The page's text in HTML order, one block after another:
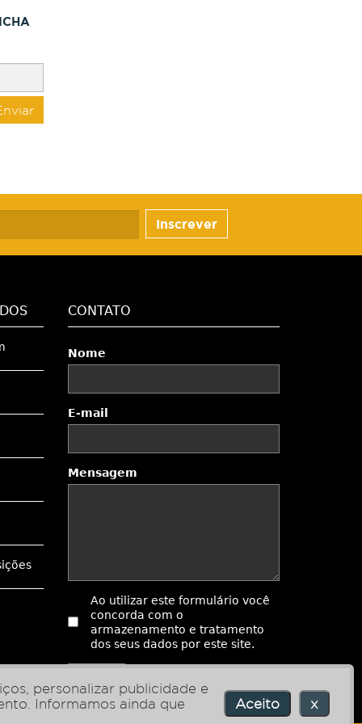
Inscrever
personalizar publicidade e
Informamos ainda que Aceito x
CONTATO
Nome
E-mail
Mensagem
Ao utilizar este formulário você
concorda com o
armazenamento e tratamento
dos seus dados por este site.